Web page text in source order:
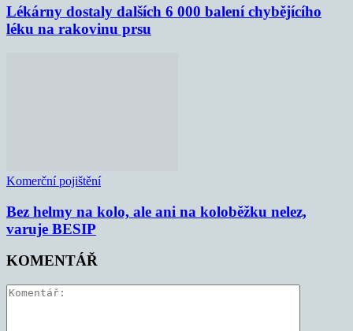
Lékárny dostaly dalších 6 000 balení chybějícího
léku na rakovinu prsu
Komerční pojištění
Bez helmy na kolo, ale ani na koloběžku nelez,
varuje BESIP
KOMENTÁŘ